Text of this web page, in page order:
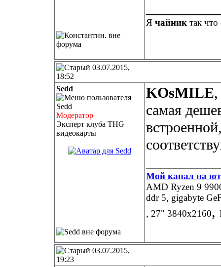
Я чайник так что
03.07.2015,
18:52
Sedd
Модератор
Эксперт клуба THG |
видеокарты
KOsMILE
самая
Мой канал на
AMD Ryzen 9
ddr 5, gigabyte
, 27" 3840х2160,
03.07.2015,
19:23